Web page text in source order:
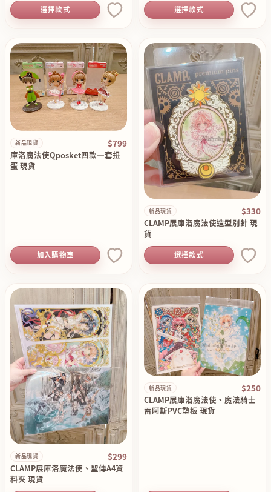
選擇款式 選擇款式
新品現貨 $799
庫洛魔法使Qposket四款一套扭
蛋 現貨
加入購物車
新品現貨 $330
CLAMP展庫洛魔法使造型別針 現
貨
選擇款式
新品現貨 $299
CLAMP展庫洛魔法使、聖傳A4資
料夾 現貨
新品現貨 $250
CLAMP展庫洛魔法使、魔法騎士
雷阿斯PVC墊板 現貨